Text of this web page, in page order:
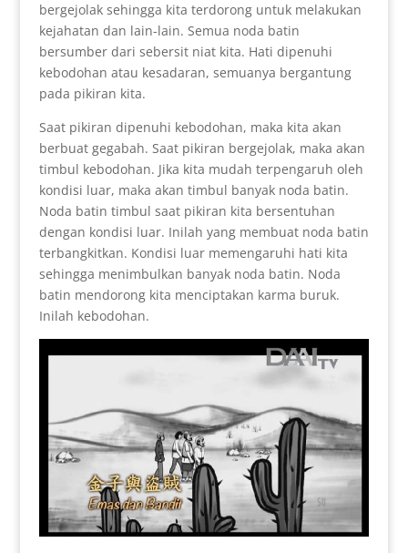
bergejolak sehingga kita terdorong untuk melakukan
kejahatan dan lain-lain. Semua noda batin
bersumber dari sebersit niat kita. Hati dipenuhi
kebodohan atau kesadaran, semuanya bergantung
pada pikiran kita.
Saat pikiran dipenuhi kebodohan, maka kita akan
berbuat gegabah. Saat pikiran bergejolak, maka akan
timbul kebodohan. Jika kita mudah terpengaruh oleh
kondisi luar, maka akan timbul banyak noda batin.
Noda batin timbul saat pikiran kita bersentuhan
dengan kondisi luar. Inilah yang membuat noda batin
terbangkitkan. Kondisi luar memengaruhi hati kita
sehingga menimbulkan banyak noda batin. Noda
batin mendorong kita menciptakan karma buruk.
Inilah kebodohan.